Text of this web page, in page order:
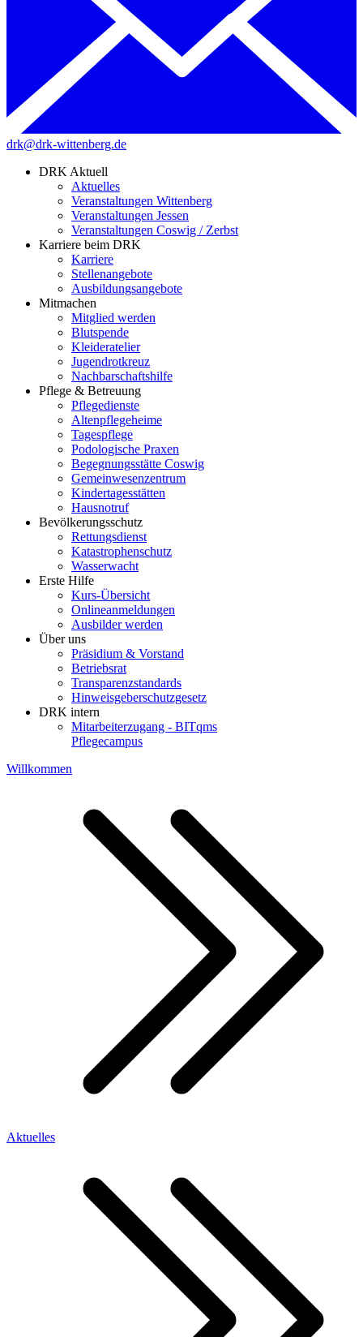
drk@drk-wittenberg.de
DRK Aktuell
Aktuelles
Veranstaltungen Wittenberg
Veranstaltungen Jessen
Veranstaltungen Coswig / Zerbst
Karriere beim DRK
Karriere
Stellenangebote
Ausbildungsangebote
Mitmachen
Mitglied werden
Blutspende
Kleideratelier
Jugendrotkreuz
Nachbarschaftshilfe
Pflege & Betreuung
Pflegedienste
Altenpflegeheime
Tagespflege
Podologische Praxen
Begegnungsstätte Coswig
Gemeinwesenzentrum
Kindertagesstätten
Hausnotruf
Bevölkerungsschutz
Rettungsdienst
Katastrophenschutz
Wasserwacht
Erste Hilfe
Kurs-Übersicht
Onlineanmeldungen
Ausbilder werden
Über uns
Präsidium & Vorstand
Betriebsrat
Transparenzstandards
Hinweisgeberschutzgesetz
DRK intern
Mitarbeiterzugang - BITqms
Pflegecampus
Willkommen
Aktuelles